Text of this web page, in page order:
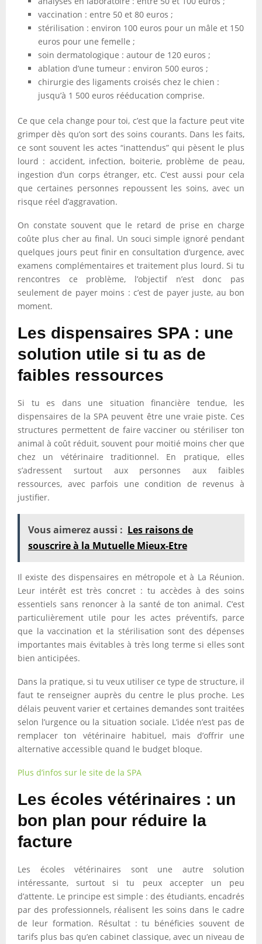
vaccination : entre 50 et 80 euros ;
stérilisation : environ 100 euros pour un mâle et 150
euros pour une femelle ;
soin dermatologique : autour de 120 euros ;
ablation d’une tumeur : environ 500 euros ;
chirurgie des ligaments croisés chez le chien :
jusqu’à 1 500 euros rééducation comprise.
Ce que cela change pour toi, c’est que la facture peut vite
grimper dès qu’on sort des soins courants. Dans les faits,
ce sont souvent les actes “inattendus” qui pèsent le plus
lourd : accident, infection, boiterie, problème de peau,
ingestion d’un corps étranger, etc. C’est aussi pour cela
que certaines personnes repoussent les soins, avec un
risque réel d’aggravation.
On constate souvent que le retard de prise en charge
coûte plus cher au final. Un souci simple ignoré pendant
quelques jours peut finir en consultation d’urgence, avec
examens complémentaires et traitement plus lourd. Si tu
rencontres ce problème, l’objectif n’est donc pas
seulement de payer moins : c’est de payer juste, au bon
moment.
Les dispensaires SPA : une
solution utile si tu as de
faibles ressources
Si tu es dans une situation financière tendue, les
dispensaires de la SPA peuvent être une vraie piste. Ces
structures permettent de faire vacciner ou stériliser ton
animal à coût réduit, souvent pour moitié moins cher que
chez un vétérinaire traditionnel. En pratique, elles
s’adressent surtout aux personnes aux faibles
ressources, avec parfois une condition de revenus à
justifier.
Vous aimerez aussi : Les raisons de
souscrire à la Mutuelle Mieux-Etre
Il existe des dispensaires en métropole et à La Réunion.
Leur intérêt est très concret : tu accèdes à des soins
essentiels sans renoncer à la santé de ton animal. C’est
particulièrement utile pour les actes préventifs, parce
que la vaccination et la stérilisation sont des dépenses
importantes mais évitables à très long terme si elles sont
bien anticipées.
Dans la pratique, si tu veux utiliser ce type de structure, il
faut te renseigner auprès du centre le plus proche. Les
délais peuvent varier et certaines demandes sont traitées
selon l’urgence ou la situation sociale. L’idée n’est pas de
remplacer ton vétérinaire habituel, mais d’offrir une
alternative accessible quand le budget bloque.
Plus d’infos sur le site de la SPA
Les écoles vétérinaires : un
bon plan pour réduire la
facture
Les écoles vétérinaires sont une autre solution
intéressante, surtout si tu peux accepter un peu
d’attente. Le principe est simple : des étudiants, encadrés
par des professionnels, réalisent les soins dans le cadre
de leur formation. Résultat : tu bénéficies souvent de
tarifs plus bas qu’en cabinet classique, avec un niveau de